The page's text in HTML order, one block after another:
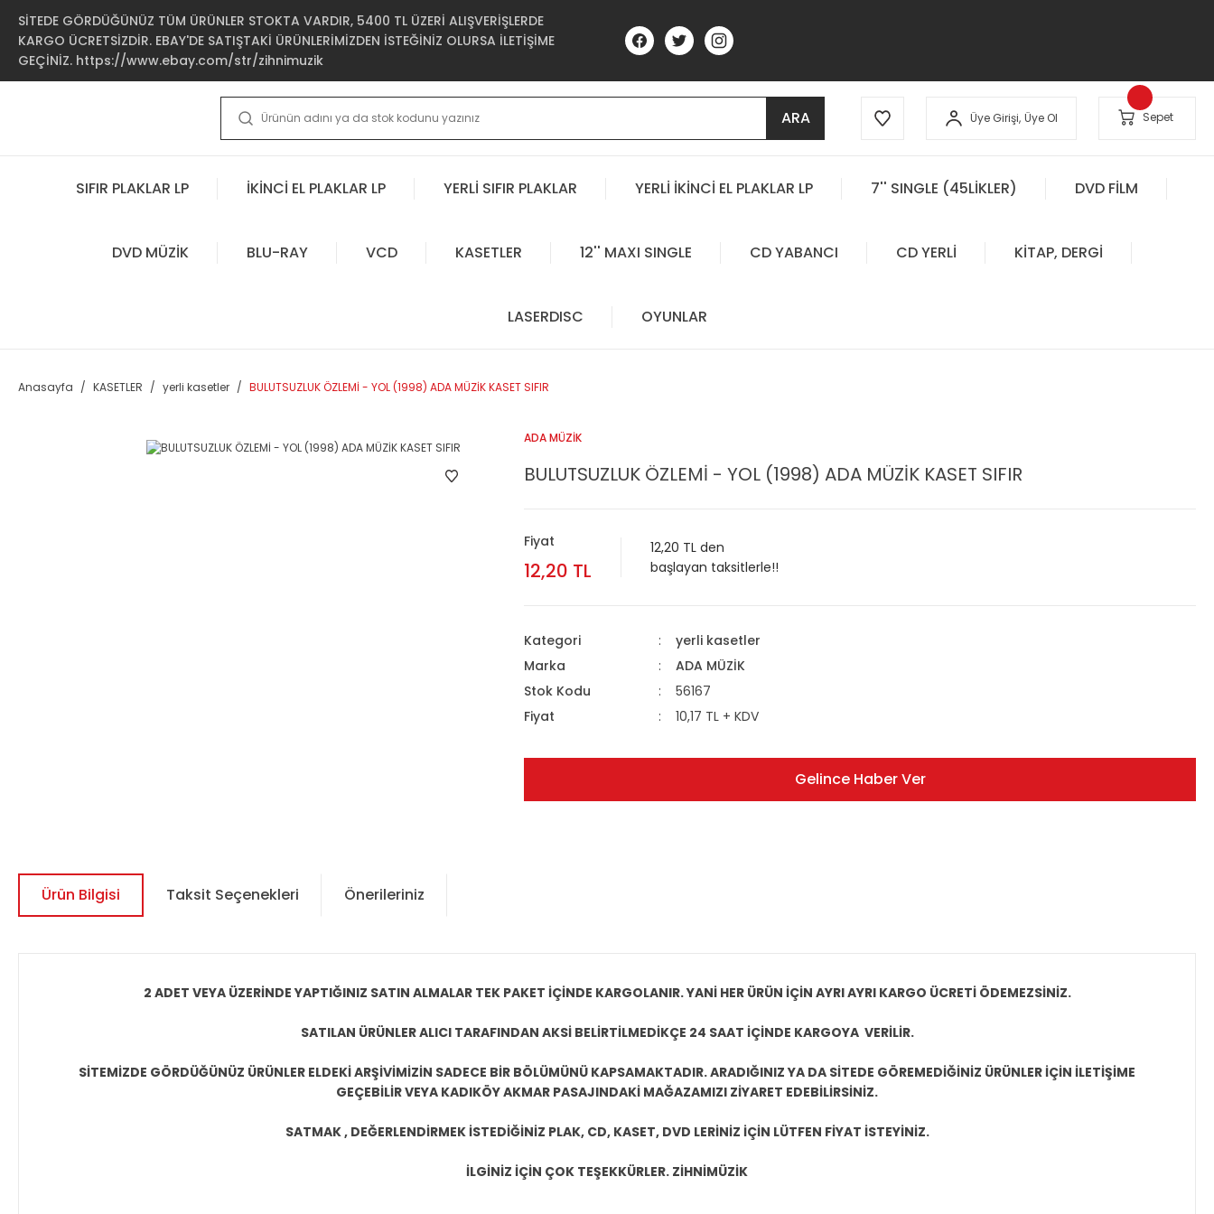
SİTEDE GÖRDÜĞÜNÜZ TÜM ÜRÜNLER STOKTA VARDIR, 5400 TL ÜZERİ ALIŞVERİŞLERDE
KARGO ÜCRETSİZDİR. EBAY'DE SATIŞTAKİ ÜRÜNLERİMİZDEN İSTEĞİNİZ OLURSA İLETİŞİME
GEÇİNİZ. https://www.ebay.com/str/zihnimuzik
ARA Üye Girişi, Üye Ol Sepet
SIFIR PLAKLAR LP İKİNCİ EL PLAKLAR LP YERLİ SIFIR PLAKLAR YERLİ İKİNCİ EL PLAKLAR LP 7'' SINGLE (45LİKLER) DVD FİLM
DVD MÜZİK BLU-RAY VCD KASETLER 12'' MAXI SINGLE CD YABANCI CD YERLİ KİTAP, DERGİ
LASERDISC OYUNLAR
Anasayfa KASETLER yerli kasetler BULUTSUZLUK ÖZLEMİ - YOL (1998) ADA MÜZİK KASET SIFIR
ADA MÜZİK
BULUTSUZLUK ÖZLEMİ - YOL (1998) ADA MÜZİK KASET SIFIR
Fiyat
12,20 TL
12,20 TL den
başlayan taksitlerle!!
Kategori
yerli kasetler
Marka
ADA MÜZİK
Stok Kodu
56167
Fiyat
10,17 TL + KDV
Gelince Haber Ver
Ürün Bilgisi Taksit Seçenekleri Önerileriniz
2 ADET VEYA ÜZERİNDE YAPTIĞINIZ SATIN ALMALAR TEK PAKET İÇİNDE KARGOLANIR. YANİ HER ÜRÜN İÇİN AYRI AYRI KARGO ÜCRETİ ÖDEMEZSİNİZ.
SATILAN ÜRÜNLER ALICI TARAFINDAN AKSİ BELİRTİLMEDİKÇE 24 SAAT İÇİNDE KARGOYA VERİLİR.
SİTEMİZDE GÖRDÜĞÜNÜZ ÜRÜNLER ELDEKİ ARŞİVİMİZİN SADECE BİR BÖLÜMÜNÜ KAPSAMAKTADIR. ARADIĞINIZ YA DA SİTEDE GÖREMEDİĞİNİZ ÜRÜNLER İÇİN İLETİŞİME
GEÇEBİLİR VEYA KADIKÖY AKMAR PASAJINDAKİ MAĞAZAMIZI ZİYARET EDEBİLİRSİNİZ.
SATMAK , DEĞERLENDİRMEK İSTEDİĞİNİZ PLAK, CD, KASET, DVD LERİNİZ İÇİN LÜTFEN FİYAT İSTEYİNİZ.
İLGİNİZ İÇİN ÇOK TEŞEKKÜRLER. ZİHNİMÜZİK